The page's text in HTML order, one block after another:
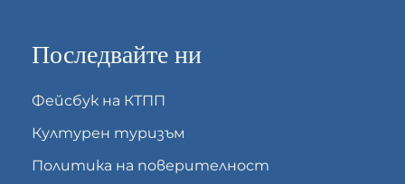
Последвайте ни
Фейсбук на КТПП
Културен туризъм
Политика на поверителност